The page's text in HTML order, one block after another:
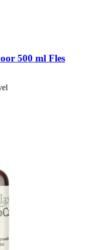
500 ml Fles